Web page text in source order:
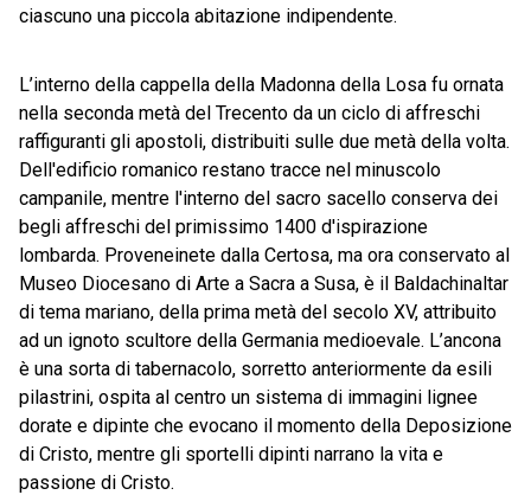
ciascuno una piccola abitazione indipendente.
L’interno della cappella della Madonna della Losa fu ornata
nella seconda metà del Trecento da un ciclo di affreschi
raffiguranti gli apostoli, distribuiti sulle due metà della volta.
Dell'edificio romanico restano tracce nel minuscolo
campanile, mentre l'interno del sacro sacello conserva dei
begli affreschi del primissimo 1400 d'ispirazione
lombarda. Proveneinete dalla Certosa, ma ora conservato al
Museo Diocesano di Arte a Sacra a Susa, è il Baldachinaltar
di tema mariano, della prima metà del secolo XV, attribuito
ad un ignoto scultore della Germania medioevale. L’ancona
è una sorta di tabernacolo, sorretto anteriormente da esili
pilastrini, ospita al centro un sistema di immagini lignee
dorate e dipinte che evocano il momento della Deposizione
di Cristo, mentre gli sportelli dipinti narrano la vita e
passione di Cristo.